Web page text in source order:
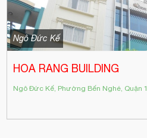
Ngô Đức Kế
HOA RANG BUILDING
Ngô Đức Kế, Phường Bến Nghé, Quận 1